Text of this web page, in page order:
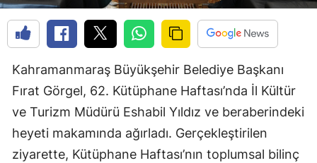
Kahramanmaraş Büyükşehir Belediye Başkanı
Fırat Görgel, 62. Kütüphane Haftası’nda İl Kültür
ve Turizm Müdürü Eshabil Yıldız ve beraberindeki
heyeti makamında ağırladı. Gerçekleştirilen
ziyarette, Kütüphane Haftası’nın toplumsal bilinç